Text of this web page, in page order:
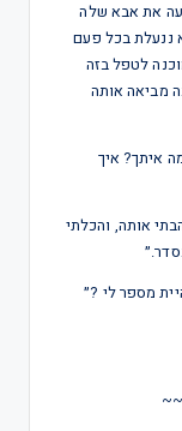
את אבא שלה
ננעלת בכל פעם
לטפל בזה
מביאה אותה
איתך? איך
אותה, והכלתי
מספר לי ?״